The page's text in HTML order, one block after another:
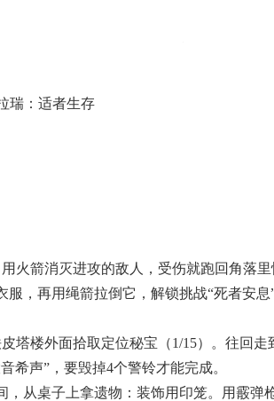
瑞：适者生存
火箭消灭进攻的敌人，受伤就跑回角落
，再用绳箭拉倒它，解锁挑战“死者安
塔楼外面拾取定位秘宝（1/15）。往回
希声”，要毁掉4个警铃才能完成。
从桌子上拿遗物：装饰用印笼。用霰